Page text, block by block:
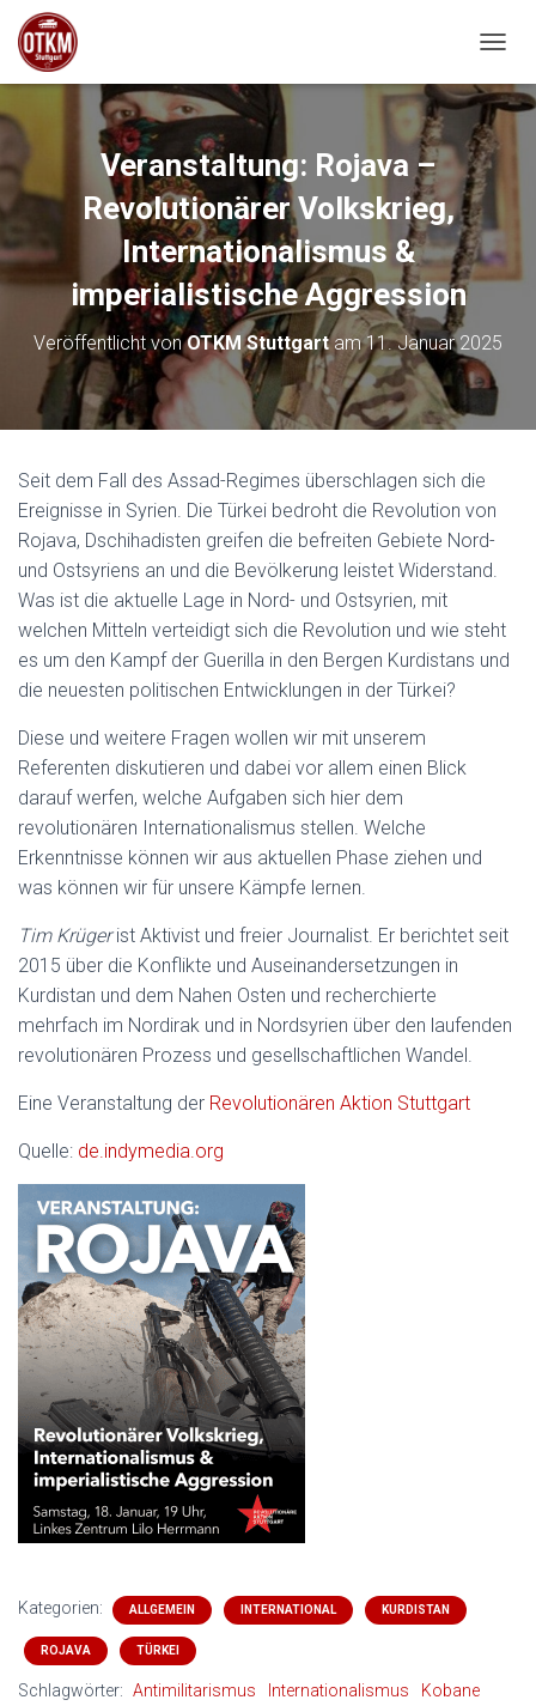
Veranstaltung: Rojava –
Revolutionärer Volkskrieg,
Internationalismus &
imperialistische Aggression
Veröffentlicht vonOTKM Stuttgartam11. Januar 2025
Seit dem Fall des Assad-Regimes überschlagen sich die
Ereignisse in Syrien. Die Türkei bedroht die Revolution von
Rojava, Dschihadisten greifen die befreiten Gebiete Nord-
und Ostsyriens an und die Bevölkerung leistet Widerstand.
Was ist die aktuelle Lage in Nord- und Ostsyrien, mit
welchen Mitteln verteidigt sich die Revolution und wie steht
es um den Kampf der Guerilla in den Bergen Kurdistans und
die neuesten politischen Entwicklungen in der Türkei?
Diese und weitere Fragen wollen wir mit unserem
Referenten diskutieren und dabei vor allem einen Blick
darauf werfen, welche Aufgaben sich hier dem
revolutionären Internationalismus stellen. Welche
Erkenntnisse können wir aus aktuellen Phase ziehen und
was können wir für unsere Kämpfe lernen.
Tim Krügerist Aktivist und freier Journalist. Er berichtet seit
2015 über die Konflikte und Auseinandersetzungen in
Kurdistan und dem Nahen Osten und recherchierte
mehrfach im Nordirak und in Nordsyrien über den laufenden
revolutionären Prozess und gesellschaftlichen Wandel.
Eine Veranstaltung der Revolutionären Aktion Stuttgart
Quelle: de.indymedia.org
Kategorien: ALLGEMEIN INTERNATIONAL KURDISTAN
ROJAVA TÜRKEI
Schlagwörter: Antimilitarismus Internationalismus
Kobane